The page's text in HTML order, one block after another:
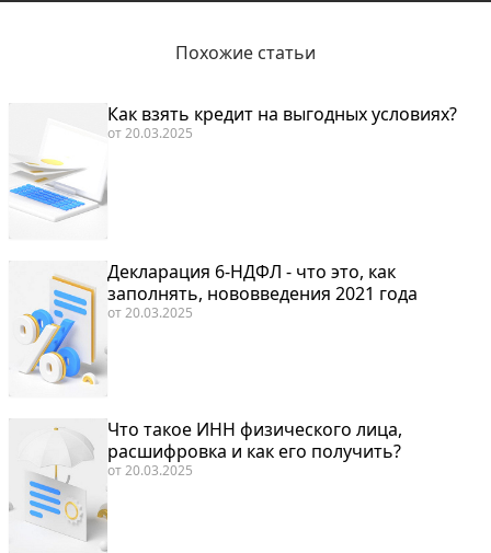
Похожие статьи
Как взять кредит на выгодных условиях?
от20.03.2025
Декларация 6-НДФЛ - что это, как
заполнять, нововведения 2021 года
от20.03.2025
Что такое ИНН физического лица,
расшифровка и как его получить?
от20.03.2025